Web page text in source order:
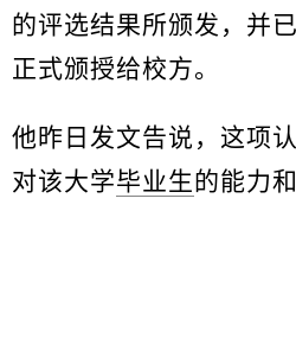
的评选结果所颁发，并
正式颁授给校方。
他昨日发文告说，这项
对该大学毕业生的能力